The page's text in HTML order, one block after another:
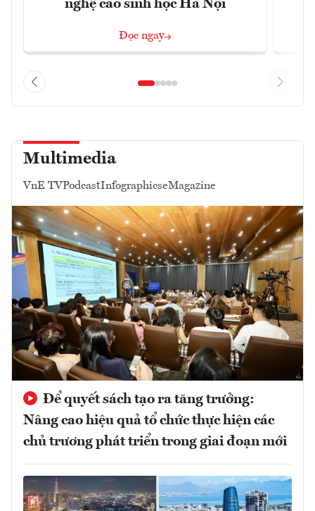
nghệ cao sinh học Hà Nội
Đọc ngay
Multimedia
VnE TVPodcastInfographicseMagazine
Để quyết sách tạo ra tăng trưởng:
Nâng cao hiệu quả tổ chức thực hiện các
chủ trương phát triển trong giai đoạn mới